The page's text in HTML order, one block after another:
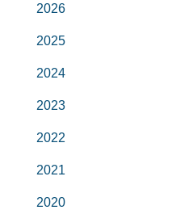
2026
2025
2024
2023
2022
2021
2020